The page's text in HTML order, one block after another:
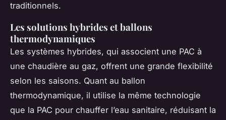
traditionnels.
Les solutions hybrides et ballons
thermodynamiques
Les systèmes hybrides, qui associent une PAC à
une chaudière au gaz, offrent une grande flexibilité
selon les saisons. Quant au ballon
thermodynamique, il utilise la même technologie
que la PAC pour chauffer l’eau sanitaire, réduisant la